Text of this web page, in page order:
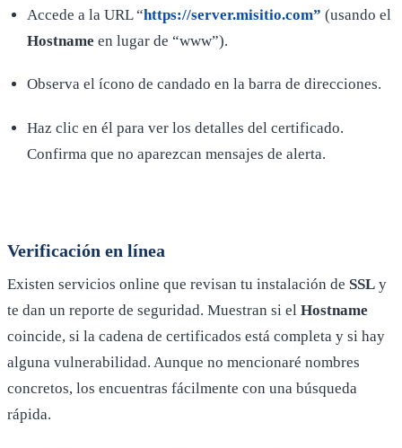
Accede a la URL “https://server.misitio.com” (usando el
Hostname en lugar de “www”).
Observa el ícono de candado en la barra de direcciones.
Haz clic en él para ver los detalles del certificado.
Confirma que no aparezcan mensajes de alerta.
Verificación en línea
Existen servicios online que revisan tu instalación de SSL y
te dan un reporte de seguridad. Muestran si el Hostname
coincide, si la cadena de certificados está completa y si hay
alguna vulnerabilidad. Aunque no mencionaré nombres
concretos, los encuentras fácilmente con una búsqueda
rápida.